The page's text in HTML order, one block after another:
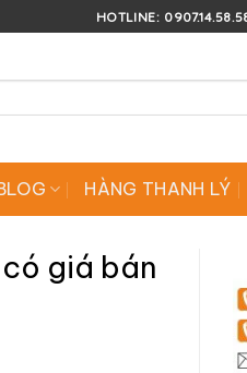
HOTLINE:
HÀNG THANH LÝ
giá bán